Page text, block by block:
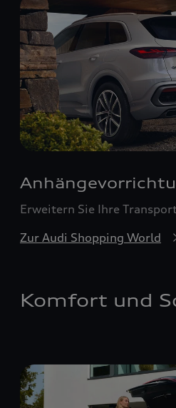
Erweitern Sie Ihre
Zur Audi Shopping World
Komfort und